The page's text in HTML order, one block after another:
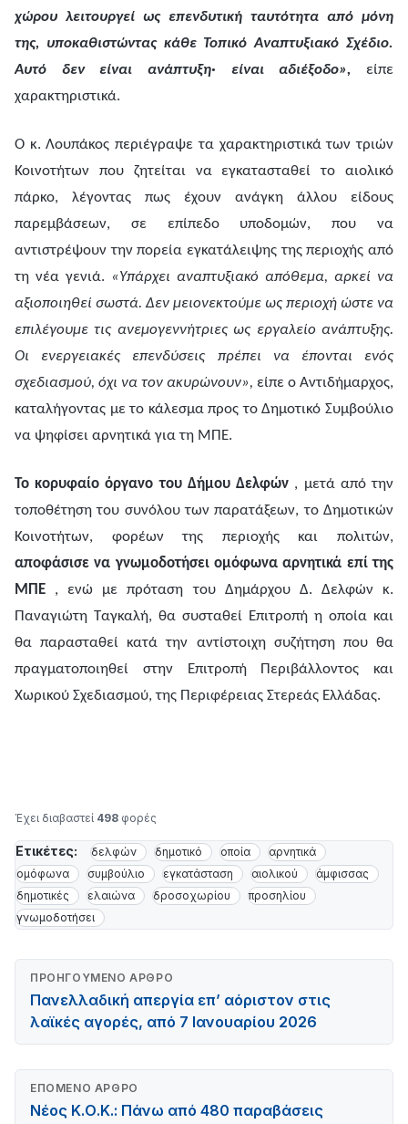
χώρου λειτουργεί ως επενδυτική ταυτότητα από μόνη
της, υποκαθιστώντας κάθε Τοπικό Αναπτυξιακό Σχέδιο.
Αυτό δεν είναι ανάπτυξη· είναι αδιέξοδο»,
είπε
χαρακτηριστικά.
Ο κ. Λουπάκος περιέγραψε τα χαρακτηριστικά των τριών
Κοινοτήτων που ζητείται να εγκατασταθεί το αιολικό
πάρκο, λέγοντας πως έχουν ανάγκη άλλου είδους
παρεμβάσεων, σε επίπεδο υποδομών, που να
αντιστρέψουν την πορεία εγκατάλειψης της περιοχής από
τη νέα γενιά. «Υπάρχει αναπτυξιακό απόθεμα, αρκεί να
αξιοποιηθεί σωστά. Δεν μειονεκτούμε ως περιοχή ώστε να
επιλέγουμε τις ανεμογεννήτριες ως εργαλείο ανάπτυξης.
Οι ενεργειακές επενδύσεις πρέπει να έπονται ενός
σχεδιασμού, όχι να τον ακυρώνουν», είπε ο Αντιδήμαρχος,
καταλήγοντας με το κάλεσμα προς το Δημοτικό Συμβούλιο
να ψηφίσει αρνητικά για τη ΜΠΕ.
Το κορυφαίο όργανο του Δήμου Δελφών , μετά από την
τοποθέτηση του συνόλου των παρατάξεων, το Δημοτικών
Κοινοτήτων, φορέων της περιοχής και πολιτών,
αποφάσισε να γνωμοδοτήσει ομόφωνα αρνητικά επί της
ΜΠΕ
, ενώ με πρόταση του Δημάρχου Δ. Δελφών κ.
Παναγιώτη Ταγκαλή, θα συσταθεί Επιτροπή η οποία και
θα παρασταθεί κατά την αντίστοιχη συζήτηση που θα
πραγματοποιηθεί στην Επιτροπή Περιβάλλοντος και
Χωρικού Σχεδιασμού, της Περιφέρειας Στερεάς Ελλάδας.
Έχει διαβαστεί 498 φορές
Ετικέτες: δελφών δημοτικό οποία
αρνητικά
ομόφωνα
συμβούλιο εγκατάσταση αιολικού
άμφισσας
δημοτικές
ελαιώνα δροσοχωρίου
προσηλίου
γνωμοδοτήσει
ΠΡΟΗΓΟΎΜΕΝΟ ΆΡΘΡΟ
Πανελλαδική απεργία επ’ αόριστον στις
λαϊκές αγορές, από 7 Ιανουαρίου 2026
ΕΠΌΜΕΝΟ ΆΡΘΡΟ
Νέος Κ.Ο.Κ.: Πάνω από 480 παραβάσεις